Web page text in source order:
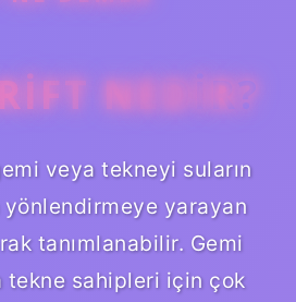
NEDIR?
veya tekneyi suların
yönlendirmeye yarayan
tanımlanabilir. Gemi
sahipleri için çok